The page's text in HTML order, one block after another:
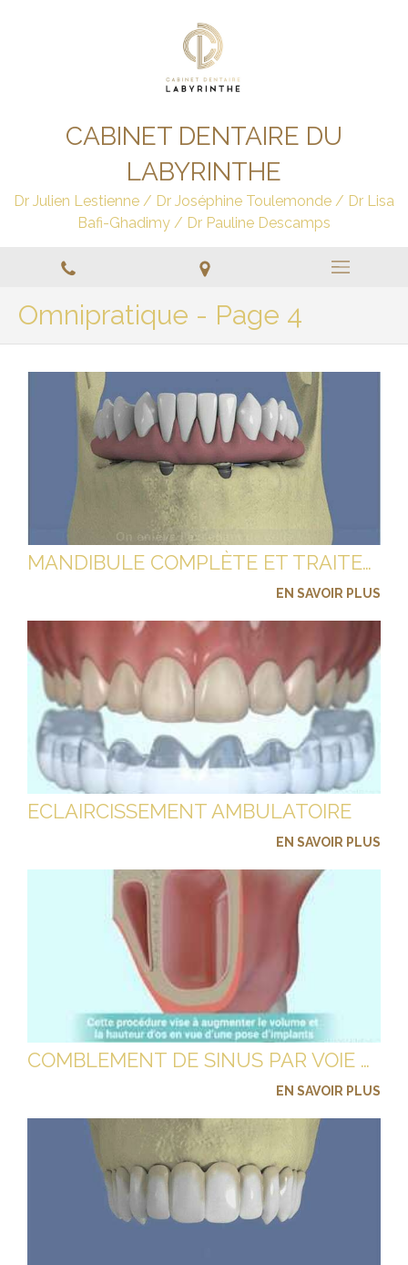
CABINET DENTAIRE DU
LABYRINTHE
Dr Julien Lestienne / Dr Joséphine Toulemonde / Dr Lisa
Bafi-Ghadimy / Dr Pauline Descamps
Omnipratique - Page 4
MANDIBULE COMPLÈTE ET TRAITEMENT IMPLANTAIRE POUR UN BRIDGE FIXE SCELLÉ
EN SAVOIR PLUS
ECLAIRCISSEMENT AMBULATOIRE
EN SAVOIR PLUS
COMBLEMENT DE SINUS PAR VOIE LATÉRALE (SINUS LIFT) AVEC IMPLANTATION DIFFÉRÉE
EN SAVOIR PLUS